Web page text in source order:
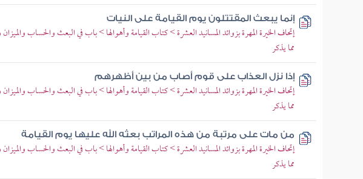
إنما يبعث المقتتلون يوم القيامة على النيات
إتحاف الخيرة المهرة بزوائد المسانيد العشرة > كتاب القيامة وأهوالها > باب في البعث والحساب
مما يذكر
إذا نزل العذاب على قوم أصاب من بين أظهرهم
إتحاف الخيرة المهرة بزوائد المسانيد العشرة > كتاب القيامة وأهوالها > باب في البعث والحساب
مما يذكر
من مات على مرتبة من هذه المراتب بعثه الله عليها يوم القيامة
إتحاف الخيرة المهرة بزوائد المسانيد العشرة > كتاب القيامة وأهوالها > باب في البعث والحساب
مما يذكر